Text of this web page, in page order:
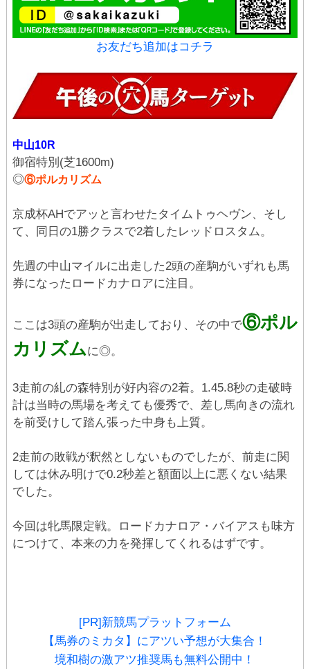
お友だち追加はコチラ
中山10R
御宿特別(芝1600m)
◎⑥ポルカリズム
京成杯AHでアッと言わせたタイムトゥヘヴン、そし
て、同日の1勝クラスで2着したレッドロスタム。
先週の中山マイルに出走した2頭の産駒がいずれも馬
券になったロードカナロアに注目。
ここは3頭の産駒が出走しており、その中で⑥ポル
カリズムに◎。
3走前の糺の森特別が好内容の2着。1.45.8秒の走破時
計は当時の馬場を考えても優秀で、差し馬向きの流れ
を前受けして踏ん張った中身も上質。
2走前の敗戦が釈然としないものでしたが、前走に関
しては休み明けで0.2秒差と額面以上に悪くない結果
でした。
今回は牝馬限定戦。ロードカナロア・バイアスも味方
につけて、本来の力を発揮してくれるはずです。
[PR]新競馬プラットフォーム
【馬券のミカタ】にアツい予想が大集合！
境和樹の激アツ推奨馬も無料公開中！